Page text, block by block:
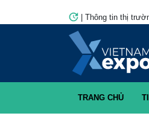
| Thông tin thị
TRANG CHỦ